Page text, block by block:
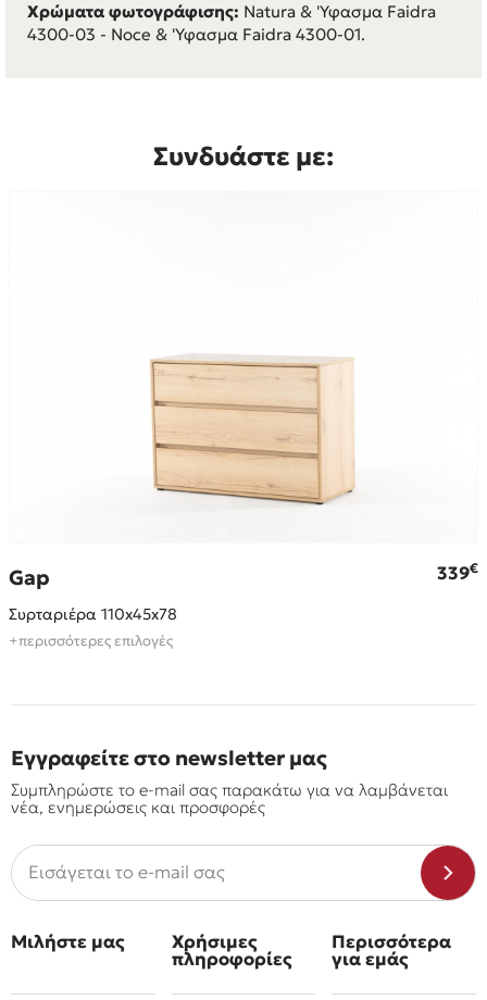
Χρώματα φωτογράφισης: Natura & 'Υφασμα Faidra
4300-03 - Noce & 'Υφασμα Faidra 4300-01.
Συνδυάστε με:
Gap 339€
Συρταριέρα 110x45x78
+περισσότερες επιλογές
Εγγραφείτε στο newsletter μας
Συμπληρώστε το e-mail σας παρακάτω για να λαμβάνεται
νέα, ενημερώσεις και προσφορές
Μιλήστε μας Χρήσιμες
πληροφορίες
Περισσότερα
για εμάς